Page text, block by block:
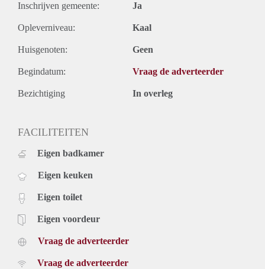
Inschrijven gemeente: Ja
Opleverniveau: Kaal
Huisgenoten: Geen
Begindatum: Vraag de adverteerder
Bezichtiging In overleg
FACILITEITEN
Eigen badkamer
Eigen keuken
Eigen toilet
Eigen voordeur
Vraag de adverteerder
Vraag de adverteerder